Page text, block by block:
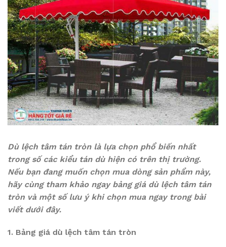
Dù lệch tâm tán tròn là lựa chọn phổ biến nhất
trong số các kiểu tán dù hiện có trên thị trường.
Nếu bạn đang muốn chọn mua dòng sản phẩm này,
hãy cùng tham khảo ngay bảng giá dù lệch tâm tán
tròn và một số lưu ý khi chọn mua ngay trong bài
viết dưới đây.
1. Bảng giá dù lệch tâm tán tròn